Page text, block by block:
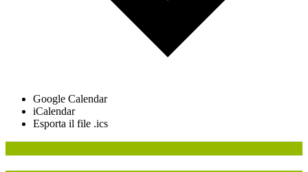
Google Calendar
iCalendar
Esporta il file .ics